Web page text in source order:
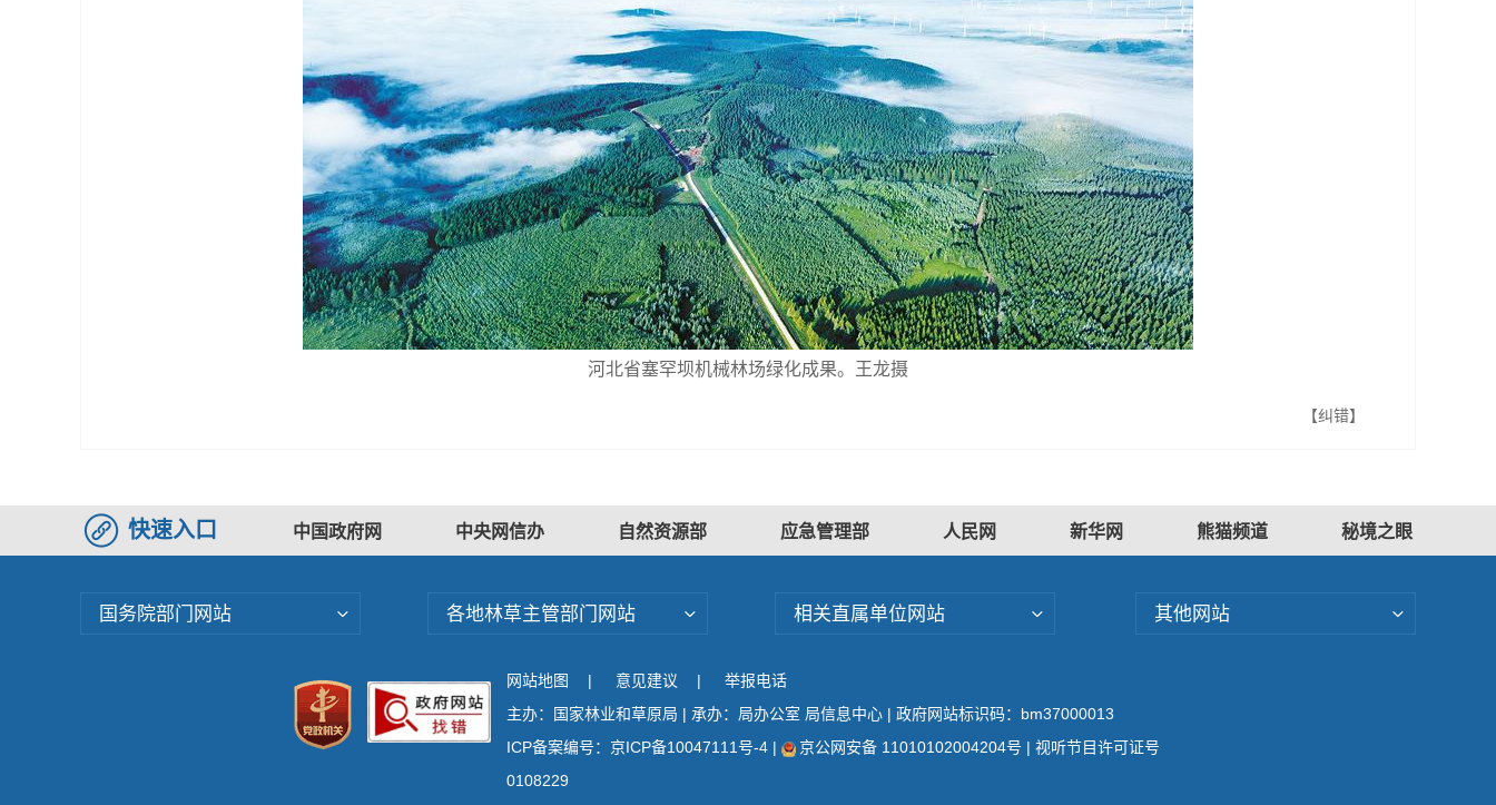
河北省塞罕坝机械林场绿化成果。王龙摄
【纠错】
快速入口 中国政府网 中央网信办 自然资源部 应急管理部 人民网 新华网 熊猫频道 秘境之眼
国务院部门网站 各地林草主管部门网站 相关直属单位网站 其他网站
网站地图 | 意见建议 |
举报电话
主办：国家林业和草原局 | 承办：局办公室 局信息中心 | 政府网站标识码：bm37000013
ICP备案编号：京ICP备10047111号-4 | 京公网安备 11010102004204号 | 视听节目许可证号
0108229